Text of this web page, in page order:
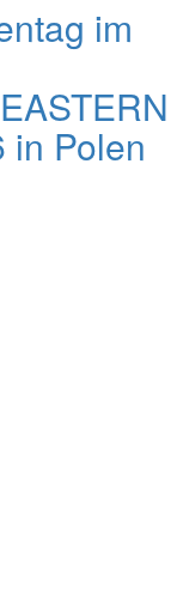
im
in Polen